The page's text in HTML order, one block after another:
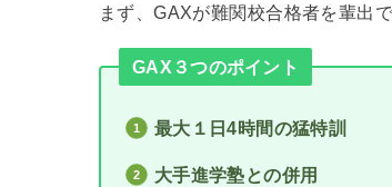
まず、GAXが難関校合格者を輩出
GAX３つのポイント
最大１日4時間の猛特訓
大手進学塾との併用